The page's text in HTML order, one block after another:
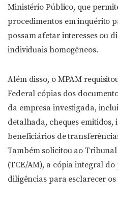
Ministério Público, que
procedimentos em inquérito
possam afetar interesses ou
individuais homogêneos.
Além disso, o MPAM
Federal cópias dos
da empresa investigada,
detalhada, cheques emitidos,
beneficiários de
Também solicitou ao
(TCE/AM), a cópia integral
diligências para esclarecer os